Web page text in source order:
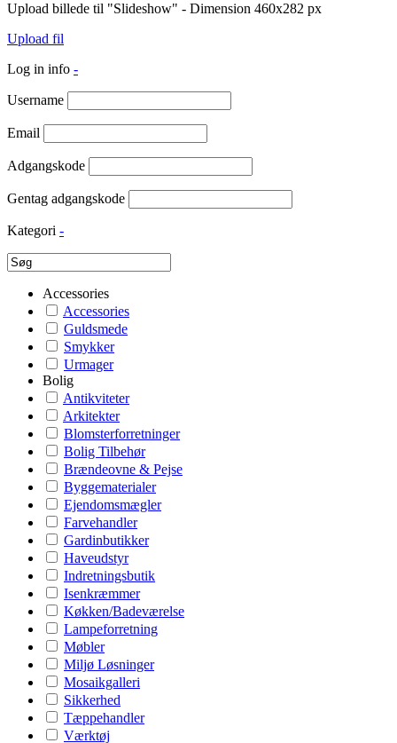
Upload billede til "Slideshow" - Dimension 460x282 px
Upload fil
Log in info -
Username
Email
Adgangskode
Gentag adgangskode
Kategori -
Accessories
Accessories
Guldsmede
Smykker
Urmager
Bolig
Antikviteter
Arkitekter
Blomsterforretninger
Bolig Tilbehør
Brændeovne & Pejse
Byggematerialer
Ejendomsmægler
Farvehandler
Gardinbutikker
Haveudstyr
Indretningsbutik
Isenkræmmer
Køkken/Badeværelse
Lampeforretning
Møbler
Miljø Løsninger
Mosaikgalleri
Sikkerhed
Tæppehandler
Værktøj